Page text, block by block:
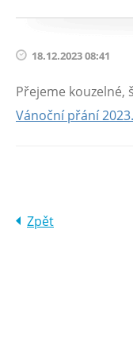
18.12.2023 08:41
Přejeme kouzelné,
Vánoční přání
Zpět